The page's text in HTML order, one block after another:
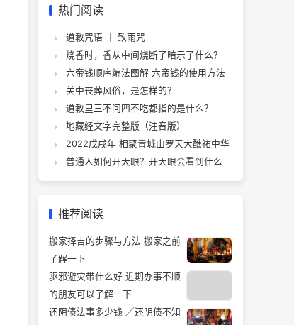
热门阅读
道教咒语 ｜ 致雨咒
烧香时，香从中间烧断了暗示了什么？
六帝钱顺序编法图解 六帝钱的使用方法
关中丧葬风俗，是怎样的？
道教里三不问四不吃都指的是什么？
地藏经文字完整版（注音版）
2022戊戌年 相聚青城山罗天大醮祐中华
普通人如何开天眼？开天眼会看到什么
推荐阅读
搬家择吉的步骤与方法 搬家之前
了解一下
驱邪避灾带什么好 近期办事不顺
的朋友可以了解一下
还阴债法事多少钱 ／还阴债不知